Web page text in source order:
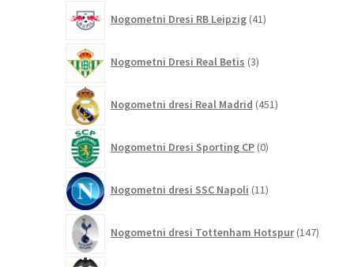
Nogometni Dresi RB Leipzig 41izdelkov
Nogometni Dresi Real Betis 3izdelki
Nogometni dresi Real Madrid 451izdelkov
Nogometni Dresi Sporting CP 0izdelkov
Nogometni dresi SSC Napoli 11izdelkov
Nogometni dresi Tottenham Hotspur 147